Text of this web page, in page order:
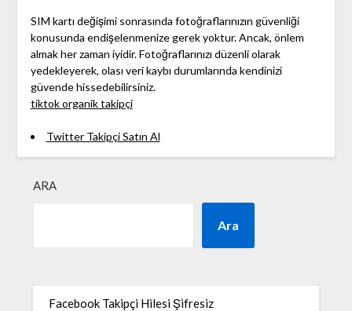
SIM kartı değişimi sonrasında fotoğraflarınızın güvenliği
konusunda endişelenmenize gerek yoktur. Ancak, önlem
almak her zaman iyidir. Fotoğraflarınızı düzenli olarak
yedekleyerek, olası veri kaybı durumlarında kendinizi
güvende hissedebilirsiniz.
tiktok organik takipçi
Twitter Takipçi Satın Al
ARA
Ara
Facebook Takipçi Hilesi Şifresiz